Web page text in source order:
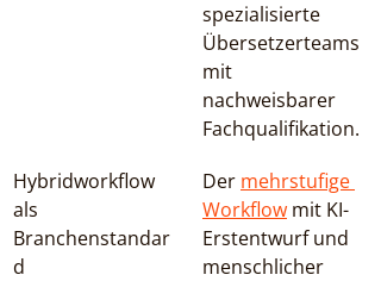
spezialisierte
Übersetzerteams
mit
nachweisbarer
Fachqualifikation.
Hybridworkflow
als
Branchenstandar
d
Der mehrstufige
Workflow mit KI-
Erstentwurf und
menschlicher